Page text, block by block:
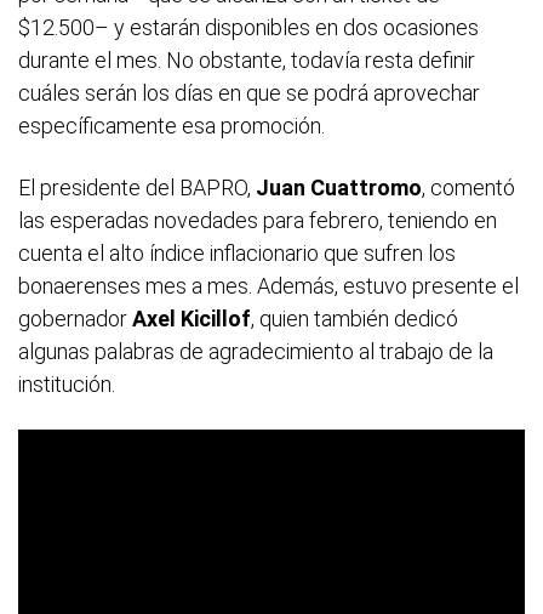
$12.500– y estarán disponibles en dos ocasiones
durante el mes. No obstante, todavía resta definir
cuáles serán los días en que se podrá aprovechar
específicamente esa promoción.
El presidente del BAPRO, Juan Cuattromo, comentó
las esperadas novedades para febrero, teniendo en
cuenta el alto índice inflacionario que sufren los
bonaerenses mes a mes. Además, estuvo presente el
gobernadorAxel Kicillof, quien también dedicó
algunas palabras de agradecimiento al trabajo de la
institución.